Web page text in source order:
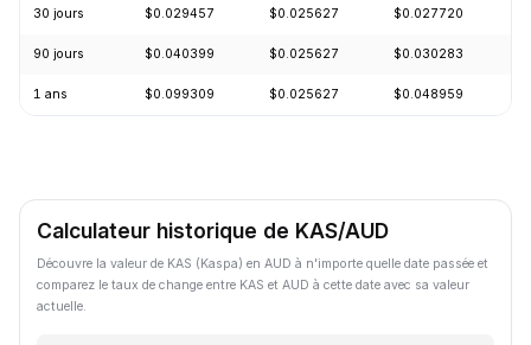
30 jours $0.029457 $0.025627 $0.027720
90 jours $0.040399 $0.025627 $0.030283
1 ans $0.099309 $0.025627 $0.048959
Calculateur historique de KAS/AUD
Découvre la valeur de KAS (Kaspa) en AUD à n'importe quelle date passée et
comparez le taux de change entre KAS et AUD à cette date avec sa valeur
actuelle.